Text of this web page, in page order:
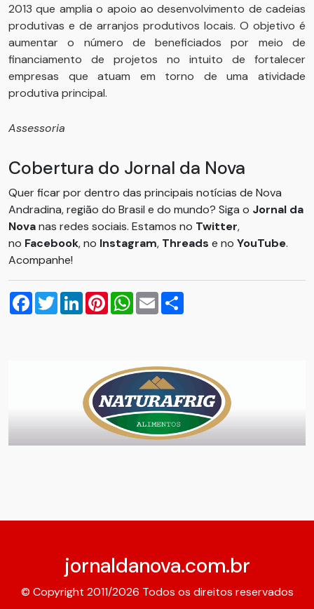
2013 que amplia o apoio ao desenvolvimento de cadeias
produtivas e de arranjos produtivos locais. O objetivo é
aumentar o número de beneficiados por meio de
financiamento de projetos no intuito de fortalecer
empresas que atuam em torno de uma atividade
produtiva principal.
Assessoria
Cobertura do Jornal da Nova
Quer ficar por dentro das principais notícias de Nova
Andradina, região do Brasil e do mundo? Siga o Jornal da
Novanas redes sociais. Estamos no Twitter,
no Facebook, no Instagram, Threads e no YouTube.
Acompanhe!
Facebook
TwitterLinkedInPinterestWhatsApp
Email
jornaldanova.com.br
© Copyright 2011/2026 Todos os direitos reservados